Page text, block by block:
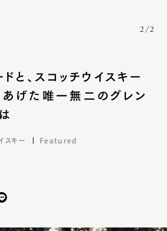
2/2
ドと、スコッチウイスキー
あげた唯一無二のグレン
スキー Featured